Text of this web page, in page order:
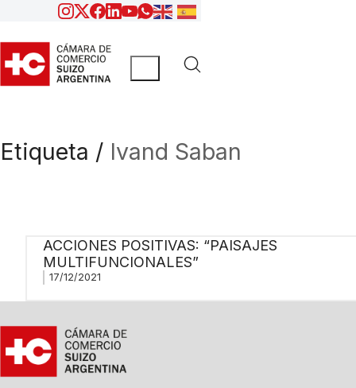
Etiqueta / Ivand Saban
ACCIONES POSITIVAS: “PAISAJES
MULTIFUNCIONALES”
17/12/2021